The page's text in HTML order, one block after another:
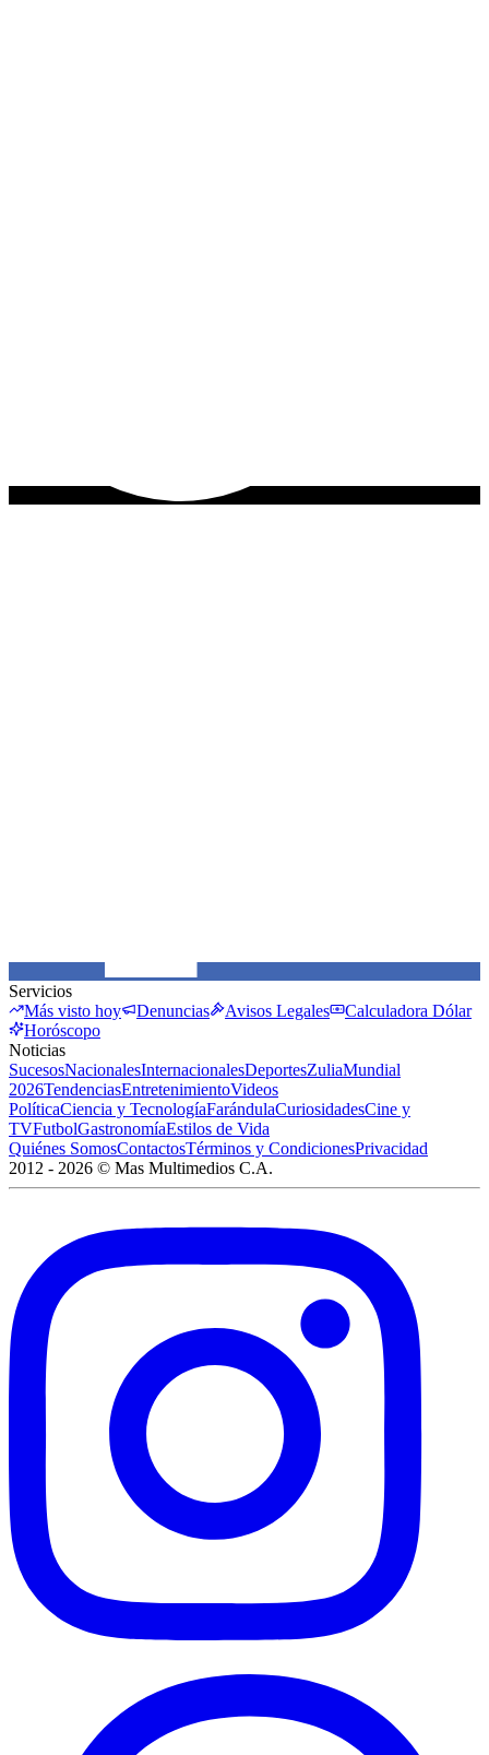
Servicios
Más visto hoy
Denuncias Avisos Legales
Calculadora Dólar
Horóscopo
Noticias
SucesosNacionalesInternacionalesDeportesZuliaMundial
2026TendenciasEntretenimientoVideos
PolíticaCiencia y TecnologíaFarándulaCuriosidadesCine y
TVFutbolGastronomíaEstilos de Vida
Quiénes SomosContactosTérminos y CondicionesPrivacidad
2012 - 2026 © Mas Multimedios C.A.